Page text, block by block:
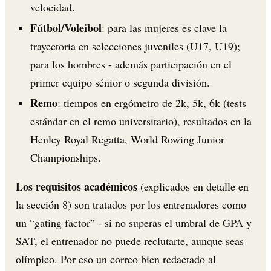
velocidad.
Fútbol/Voleibol: para las mujeres es clave la
trayectoria en selecciones juveniles (U17, U19);
para los hombres - además participación en el
primer equipo sénior o segunda división.
Remo: tiempos en ergómetro de 2k, 5k, 6k (tests
estándar en el remo universitario), resultados en la
Henley Royal Regatta, World Rowing Junior
Championships.
Los requisitos académicos (explicados en detalle en
la sección 8) son tratados por los entrenadores como
un “gating factor” - si no superas el umbral de GPA y
SAT, el entrenador no puede reclutarte, aunque seas
olímpico. Por eso un correo bien redactado al